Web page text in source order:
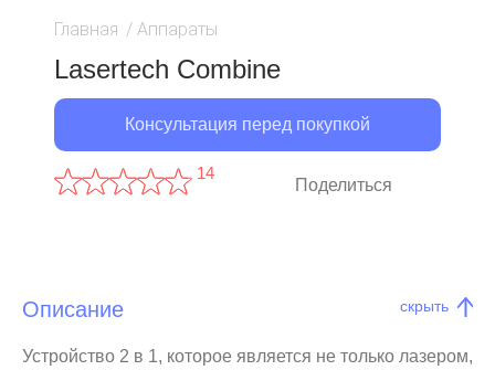
Главная / Аппараты
Lasertech Combine
Консультация перед покупкой
14
Поделиться
Описание скрыть
Устройство 2 в 1, которое является не только лазером,